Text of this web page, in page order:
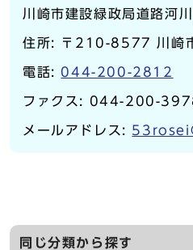
川崎市建設緑政局道路河
住所: 〒210-8577 川崎
電話: 044-200-2812
ファクス: 044-200-
メールアドレス:
同じ分類から探す